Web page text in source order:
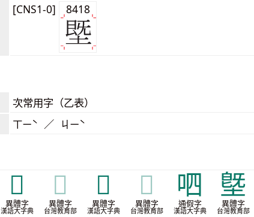
[CNS1-0] 8418
次常用字（乙表）
ㄒㄧˋ ／ ㄐㄧˋ
𡏲
異體字
漢語大字典
𡏲
異體字
台灣教育部
𡒖
異體字
漢語大字典
𡒖
異體字
台灣教育部
呬
通假字
漢語大字典
墍
異體字
台灣教育部